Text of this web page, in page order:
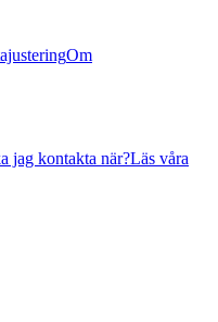
Om
jag kontakta när?Läs våra